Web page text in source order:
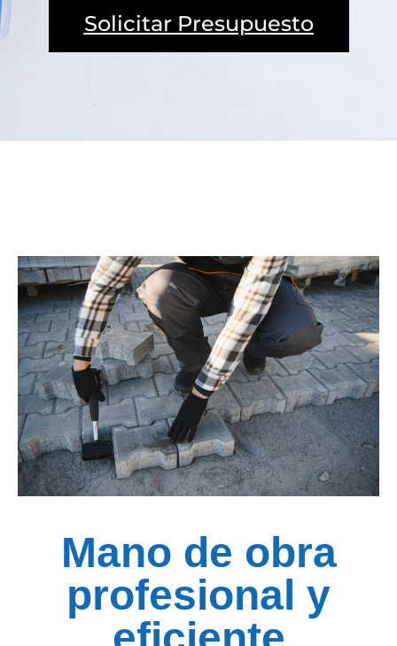
Solicitar Presupuesto
Mano de obra
profesional y